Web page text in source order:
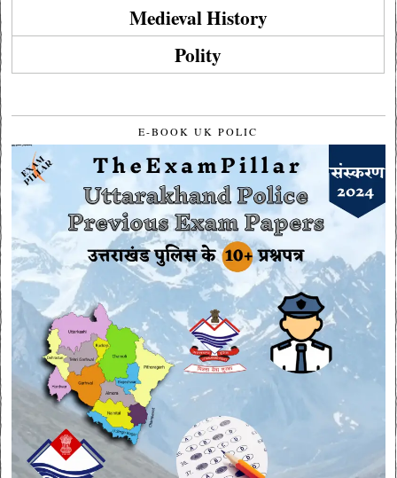
Medieval History
Polity
E-BOOK UK POLIC